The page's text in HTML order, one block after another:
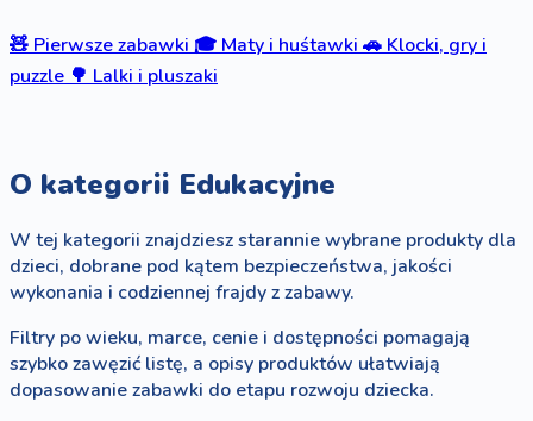
🧸 Pierwsze zabawki 🎓 Maty i huśtawki 🚗 Klocki, gry i
puzzle 🌳 Lalki i pluszaki
O kategorii Edukacyjne
W tej kategorii znajdziesz starannie wybrane produkty dla
dzieci, dobrane pod kątem bezpieczeństwa, jakości
wykonania i codziennej frajdy z zabawy.
Filtry po wieku, marce, cenie i dostępności pomagają
szybko zawęzić listę, a opisy produktów ułatwiają
dopasowanie zabawki do etapu rozwoju dziecka.